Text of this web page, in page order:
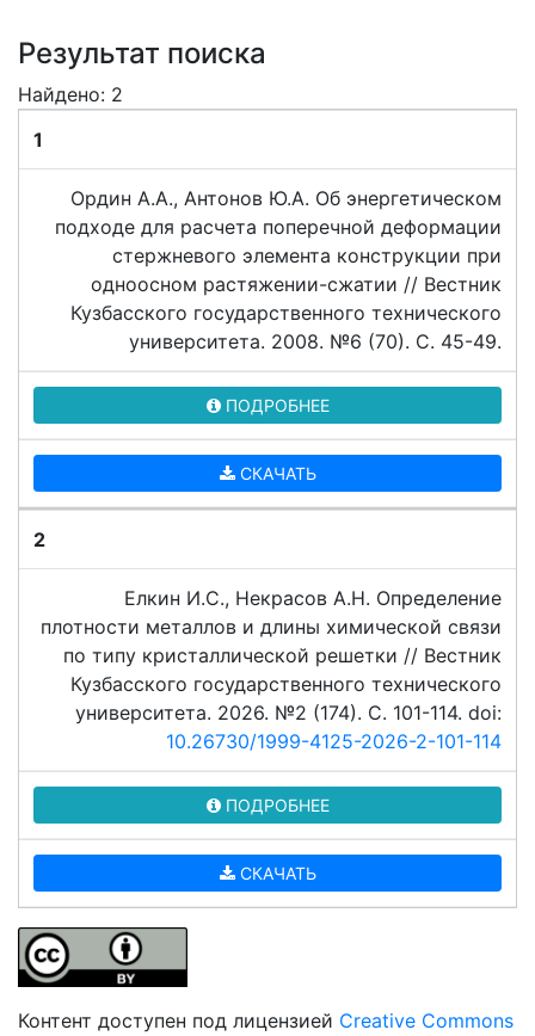
Результат поиска
Найдено: 2
1
Ордин А.А., Антонов Ю.А. Об энергетическом
подходе для расчета поперечной деформации
стержневого элемента конструкции при
одноосном растяжении-сжатии // Вестник
Кузбасского государственного технического
университета. 2008. №6 (70). C. 45-49.
ПОДРОБНЕЕ
СКАЧАТЬ
2
Елкин И.С., Некрасов А.Н. Определение
плотности металлов и длины химической связи
по типу кристаллической решетки // Вестник
Кузбасского государственного технического
университета. 2026. №2 (174). C. 101-114. doi:
10.26730/1999-4125-2026-2-101-114
ПОДРОБНЕЕ
СКАЧАТЬ
Контент доступен под лицензией Creative Commons